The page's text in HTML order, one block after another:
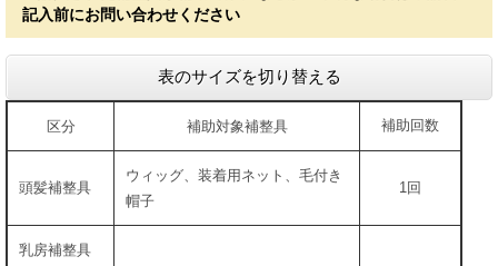
記入前にお問い合わせください
表のサイズを切り替える
区分 補助対象補整具 補助回数
頭髪補整具
ウィッグ、装着用ネット、毛付き
帽子
1回
乳房補整具